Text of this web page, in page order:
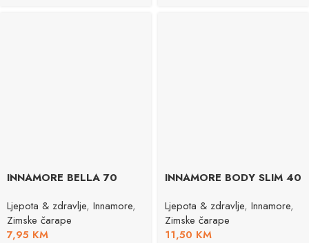
INNAMORE BELLA 70
Ljepota & zdravlje, Innamore,
Zimske čarape
7,95 KM
INNAMORE BODY SLIM 40
Ljepota & zdravlje, Innamore,
Zimske čarape
11,50 KM